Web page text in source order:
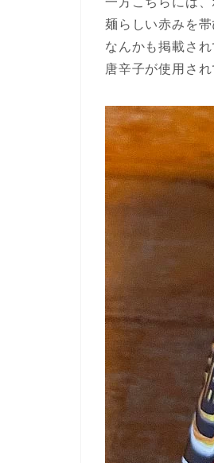
麺らしい赤みを
なんかも掲載さ
唐辛子が使用さ